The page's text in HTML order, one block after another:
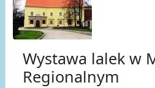
Wystawa lalek w
Regionalnym